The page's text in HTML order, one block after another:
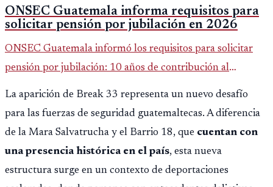
ONSEC Guatemala informa requisitos para
solicitar pensión por jubilación en 2026
ONSEC Guatemala informó los requisitos para solicitar
pensión por jubilación: 10 años de contribución al
Montepío y 50 años de edad, o 20 años de servicio sin
importar edad.
La aparición de Break 33 representa un nuevo desafío
para las fuerzas de seguridad guatemaltecas. A diferencia
de la Mara Salvatrucha y el Barrio 18, que cuentan con
una presencia histórica en el país, esta nueva
estructura surge en un contexto de deportaciones